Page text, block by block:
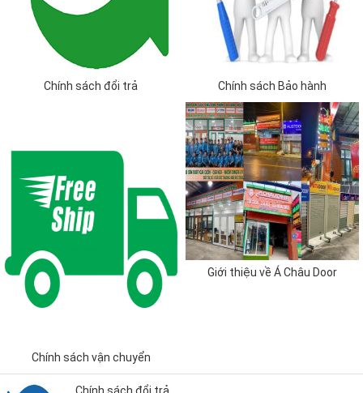
Chính sách đổi trả Chính sách Bảo hành
Chính sách vận chuyển
Giới thiệu về Á Châu Door